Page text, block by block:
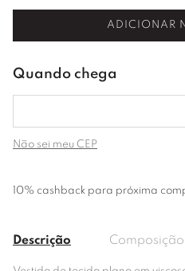
ADICIONAR
Não sei meu CEP
10% cashback para próxima
Descrição Composição